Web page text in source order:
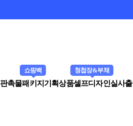
판촉물패키지
쇼핑백
기획상품셀프디자인
청첩장&부채
실사